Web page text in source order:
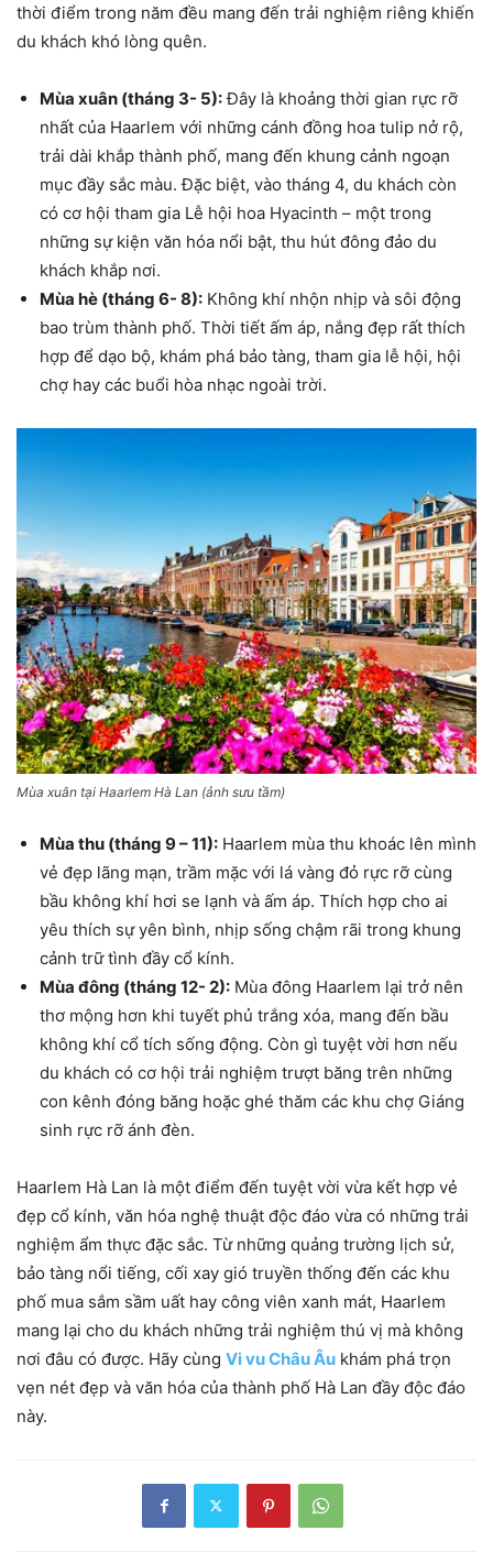
thời điểm trong năm đều mang đến trải nghiệm riêng khiến
du khách khó lòng quên.
Mùa xuân (tháng 3- 5):Đây là khoảng thời gian rực rỡ
nhất của Haarlem với những cánh đồng hoa tulip nở rộ,
trải dài khắp thành phố, mang đến khung cảnh ngoạn
mục đầy sắc màu. Đặc biệt, vào tháng 4, du khách còn
có cơ hội tham gia Lễ hội hoa Hyacinth – một trong
những sự kiện văn hóa nổi bật, thu hút đông đảo du
khách khắp nơi.
Mùa hè (tháng 6- 8): Không khí nhộn nhịp và sôi động
bao trùm thành phố. Thời tiết ấm áp, nắng đẹp rất thích
hợp để dạo bộ, khám phá bảo tàng, tham gia lễ hội, hội
chợ hay các buổi hòa nhạc ngoài trời.
Mùa xuân tại Haarlem Hà Lan (ảnh sưu tầm)
Mùa thu (tháng 9 – 11): Haarlem mùa thu khoác lên mình
vẻ đẹp lãng mạn, trầm mặc với lá vàng đỏ rực rỡ cùng
bầu không khí hơi se lạnh và ấm áp. Thích hợp cho ai
yêu thích sự yên bình, nhịp sống chậm rãi trong khung
cảnh trữ tình đầy cổ kính.
Mùa đông (tháng 12- 2): Mùa đông Haarlem lại trở nên
thơ mộng hơn khi tuyết phủ trắng xóa, mang đến bầu
không khí cổ tích sống động. Còn gì tuyệt vời hơn nếu
du khách có cơ hội trải nghiệm trượt băng trên những
con kênh đóng băng hoặc ghé thăm các khu chợ Giáng
sinh rực rỡ ánh đèn.
Haarlem Hà Lan là một điểm đến tuyệt vời vừa kết hợp vẻ
đẹp cổ kính, văn hóa nghệ thuật độc đáo vừa có những trải
nghiệm ẩm thực đặc sắc. Từ những quảng trường lịch sử,
bảo tàng nổi tiếng, cối xay gió truyền thống đến các khu
phố mua sắm sầm uất hay công viên xanh mát, Haarlem
mang lại cho du khách những trải nghiệm thú vị mà không
nơi đâu có được. Hãy cùng Vi vu Châu Âu khám phá trọn
vẹn nét đẹp và văn hóa của thành phố Hà Lan đầy độc đáo
này.